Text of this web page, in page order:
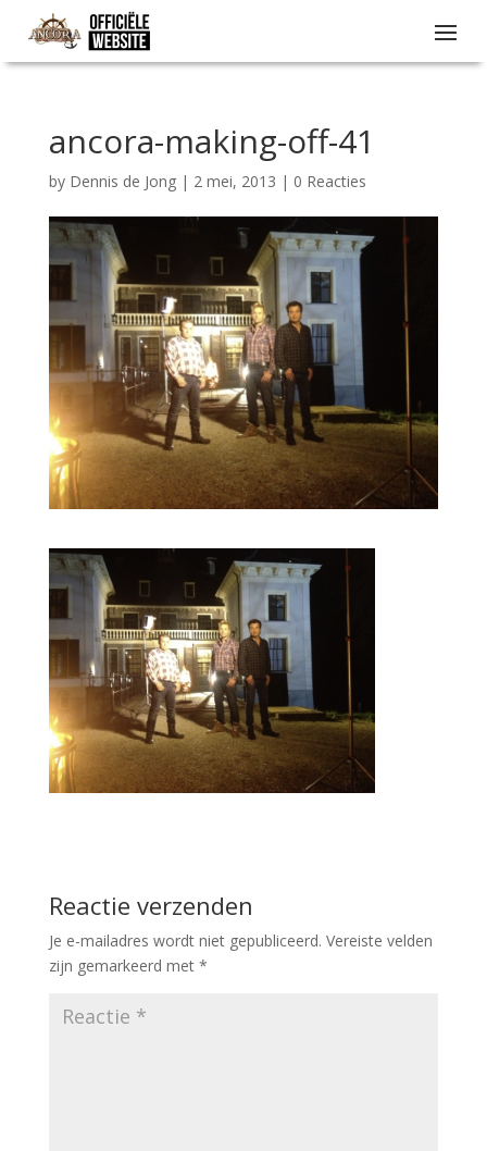
ancora-making-off-41
by Dennis de Jong| 2 mei, 2013 | 0 Reacties
Reactie verzenden
Je e-mailadres wordt niet gepubliceerd. Vereiste velden
zijn gemarkeerd met *